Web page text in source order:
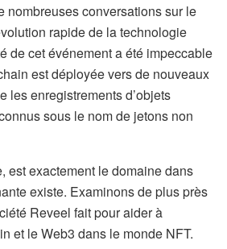
nombreuses conversations sur le
rapide de la technologie
de cet événement a été impeccable
est déployée vers de nouveaux
les enregistrements d’objets
sous le nom de jetons non
est exactement le domaine dans
existe. Examinons de plus près
Reveel fait pour aider à
et le Web3 dans le monde NFT.